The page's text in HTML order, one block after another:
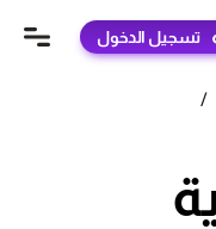
تسجيل الدخول
/